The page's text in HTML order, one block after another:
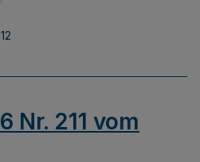
Nr. 211 vom